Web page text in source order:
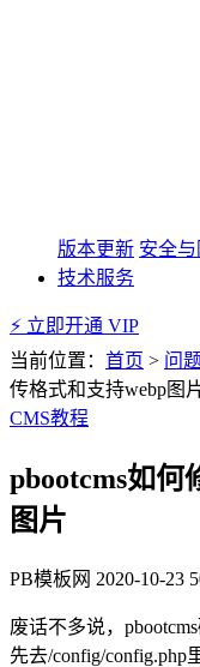
版本更新 安全与
技术服务
⚡ 立即开通 VIP
当前位置： 首页 > 问
传格式和支持webp图
CMS教程
pbootcms如何
图片
PB模板网 2020-10-23
废话不多说，
先去/config/